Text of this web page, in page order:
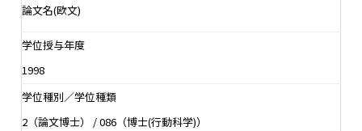
論文名(欧文)
学位授与年度
1998
学位種別／学位種類
2（論文博士） / 086（博士(行動科学)）